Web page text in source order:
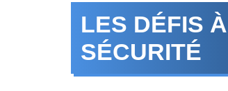
LES DÉFIS
SÉCURITÉ